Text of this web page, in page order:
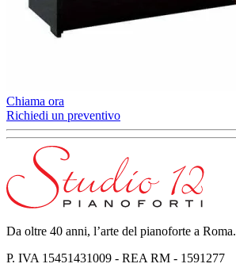
Chiama ora
Richiedi un preventivo
Da oltre 40 anni, l’arte del pianoforte a Roma.
P. IVA 15451431009 - REA RM - 1591277